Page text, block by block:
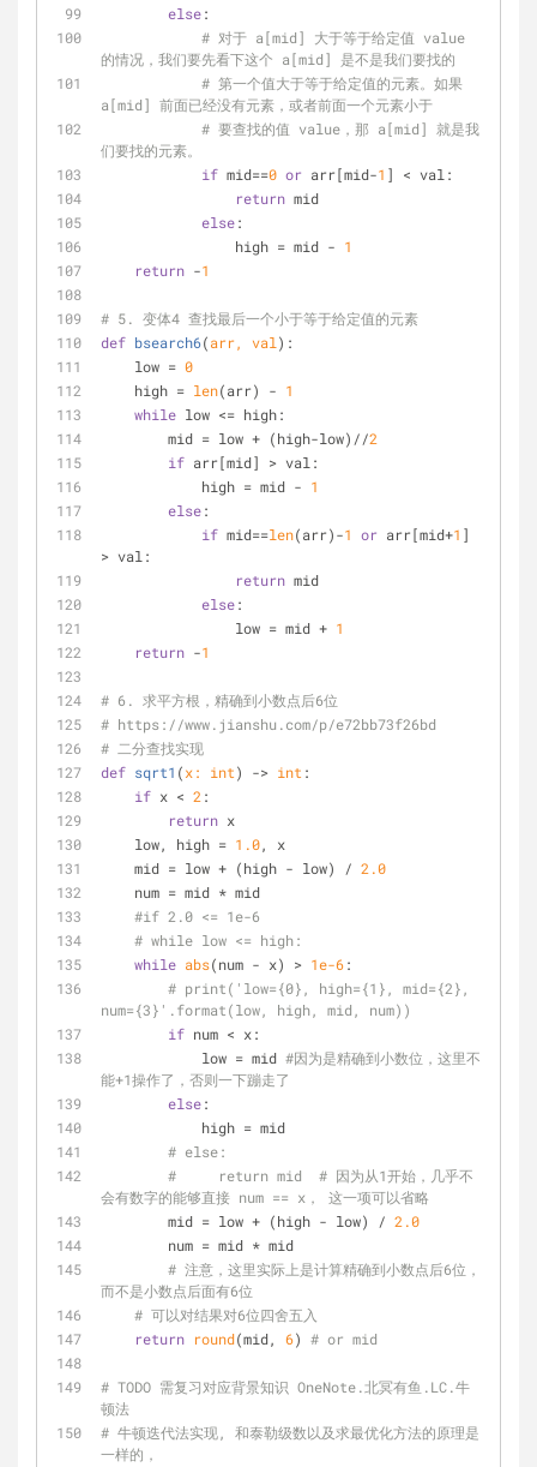
else:
# 对于 a[mid] 大于等于给定值 value
的情况，我们要先看下这个 a[mid] 是不是我们要找的
# 第一个值大于等于给定值的元素。如果
a[mid] 前面已经没有元素，或者前面一个元素小于
# 要查找的值 value，那 a[mid] 就是我
们要找的元素。
if mid==0 or arr[mid-1 ] < val:
return mid
else:
                high = mid -
1
return -1
# 5. 变体4 查找最后一个小于等于给定值的元素
def bsearch6(arr, val ):
    low =
0
    high =
len(arr) - 1
while low <= high:
        mid = low + (high-low)//
2
if arr[mid] > val:
            high = mid -
1
else:
if mid==len(arr)-1 or arr[mid+1 ]
> val:
return mid
else:
                low = mid +
1
return -1
# 6. 求平方根，精确到小数点后6位
# https://www.jianshu.com/p/e72bb73f26bd
# 二分查找实现
def sqrt1 (x: int) -> int :
if x < 2 :
return x
    low, high =
1.0, x
    mid = low + (high - low) /
2.0
    num = mid * mid
#if 2.0 <= 1e-6
# while low <= high:
while abs(num - x) > 1e-6:
# print('low={0}, high={1}, mid={2},
num={3}'.format(low, high, mid, num))
if num < x:
            low = mid
#因为是精确到小数位，这里不
能+1操作了，否则一下蹦走了
else:
            high = mid
# else:
#     return mid  # 因为从1开始，几乎不
会有数字的能够直接 num == x， 这一项可以省略
        mid = low + (high - low) /
2.0
        num = mid * mid
# 注意，这里实际上是计算精确到小数点后6位，
而不是小数点后面有6位
# 可以对结果对6位四舍五入
return round(mid, 6) # or mid
# TODO 需复习对应背景知识 OneNote.北冥有鱼.LC.牛
顿法
# 牛顿迭代法实现, 和泰勒级数以及求最优化方法的原理是
一样的，